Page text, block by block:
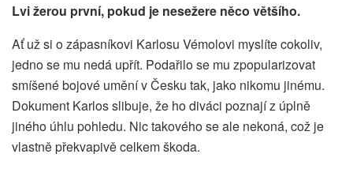
Lvi žerou první, pokud je nesežere něco většího.
Ať už si o zápasníkovi Karlosu Vémolovi myslíte cokoliv,
jedno se mu nedá upřít. Podařilo se mu zpopularizovat
smíšené bojové umění v Česku tak, jako nikomu jinému.
Dokument Karlos slibuje, že ho diváci poznají z úplně
jiného úhlu pohledu. Nic takového se ale nekoná, což je
vlastně překvapivě celkem škoda.